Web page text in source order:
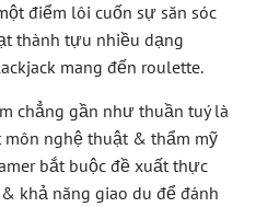
điểm lôi cuốn sự săn sóc
thành tựu nhiều dạng
mang đến roulette.
chẳng gần như thuần tuý là
môn nghệ thuật & thẩm mỹ
bắt buộc đề xuất thực
khả năng giao du để đánh